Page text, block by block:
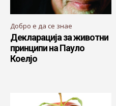
Добро е да се знае
Декларација за животни
принципи на Пауло
Коелјо